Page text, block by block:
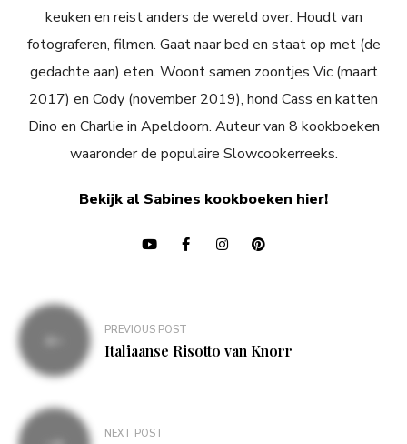
keuken en reist anders de wereld over. Houdt van
fotograferen, filmen. Gaat naar bed en staat op met (de
gedachte aan) eten. Woont samen zoontjes Vic (maart
2017) en Cody (november 2019), hond Cass en katten
Dino en Charlie in Apeldoorn. Auteur van 8 kookboeken
waaronder de populaire Slowcookerreeks.
Bekijk al Sabines kookboeken hier!
Bericht
navigatie
PREVIOUS POST
Italiaanse Risotto van Knorr
NEXT POST